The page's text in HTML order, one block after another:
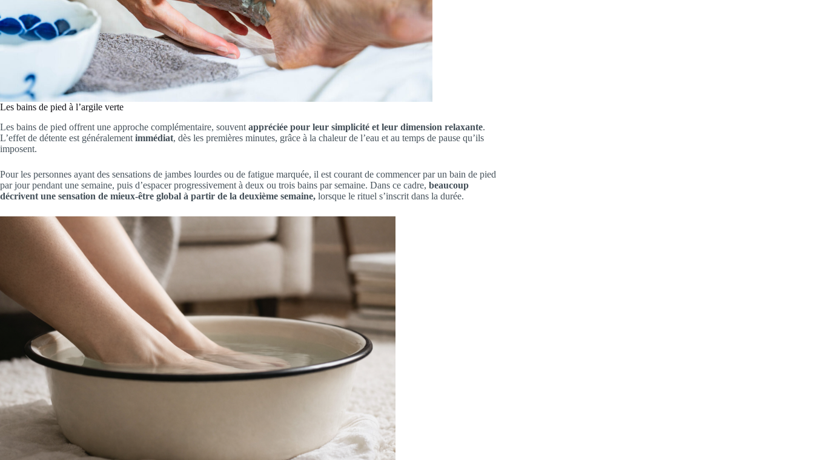
Les bains de pied à l’argile verte
Les bains de pied offrent une approche complémentaire, souvent appréciée pour leur simplicité et leur dimension relaxante.
L’effet de détente est généralement immédiat, dès les premières minutes, grâce à la chaleur de l’eau et au temps de pause qu’ils
imposent.
Pour les personnes ayant des sensations de jambes lourdes ou de fatigue marquée, il est courant de commencer par un bain de pied
par jour pendant une semaine, puis d’espacer progressivement à deux ou trois bains par semaine. Dans ce cadre, beaucoup
décrivent une sensation de mieux-être global à partir de la deuxième semaine, lorsque le rituel s’inscrit dans la durée.